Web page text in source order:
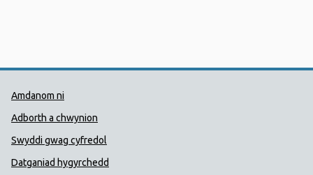
Dolenni Cymorth Iechyd
Amdanom ni
Adborth a chwynion
Swyddi gwag cyfredol
Datganiad hygyrchedd